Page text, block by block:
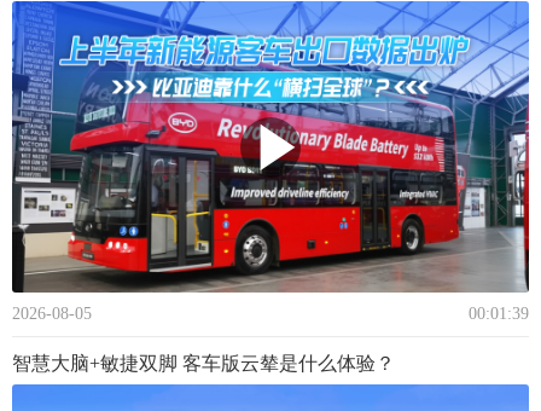
2026-08-05 00:01:39
智慧大脑+敏捷双脚 客车版云辇是什么体验？